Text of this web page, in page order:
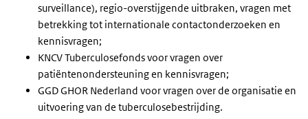
surveillance), regio-overstijgende uitbraken, vragen met
betrekking tot internationale contactonderzoeken en
kennisvragen;
KNCV Tuberculosefonds voor vragen over
patiëntenondersteuning en kennisvragen;
GGD GHOR Nederland voor vragen over de organisatie en
uitvoering van de tuberculosebestrijding.